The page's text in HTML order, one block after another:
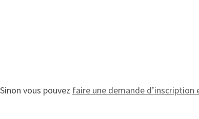
vous pouvez faire une demande d’inscription